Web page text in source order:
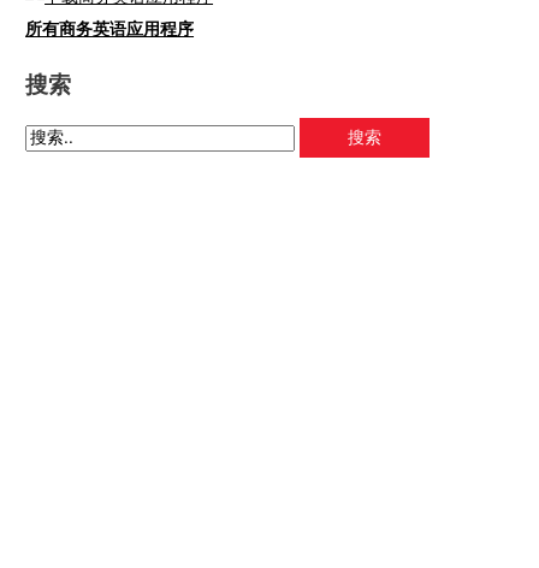
所有商务英语应用程序
搜索